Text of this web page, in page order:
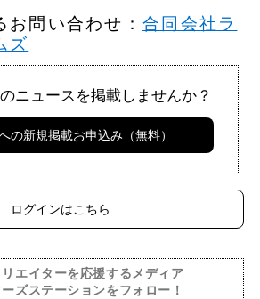
お問い合わせ：合同会社ラ
ズ
ニュースを掲載しませんか？
の新規掲載お申込み（無料）
ログインはこちら
リエイターを応援するメディア
ズステーションをフォロー！